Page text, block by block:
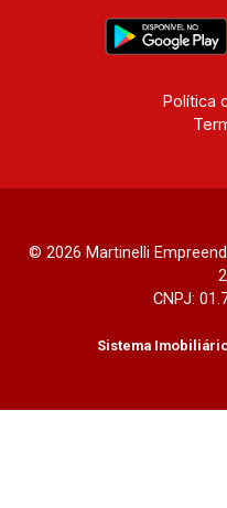
Política
© 2026 Martinelli
CNPJ:
Sistema